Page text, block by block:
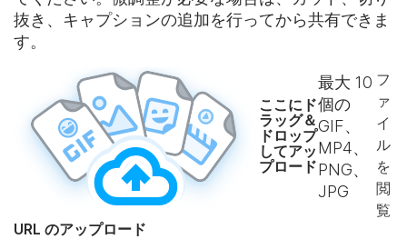
抜き、キャプションの追加を行ってから共有できま
す。
ここにド
ラッグ＆
ドロップ
してアッ
プロード
最大 10
個の
GIF、
MP4、
PNG、
JPG
フ
ァ
イ
ル
を
閲
覧
URL のアップロード